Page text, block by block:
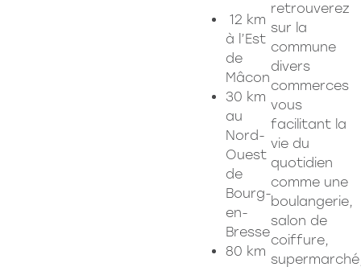
12 km
à l’Est
de
Mâcon
30 km
au
Nord-
Ouest
de
Bourg-
en-
Bresse
80 km
retrouverez
sur la
commune
divers
commerces
vous
facilitant la
vie du
quotidien
comme une
boulangerie,
salon de
coiffure,